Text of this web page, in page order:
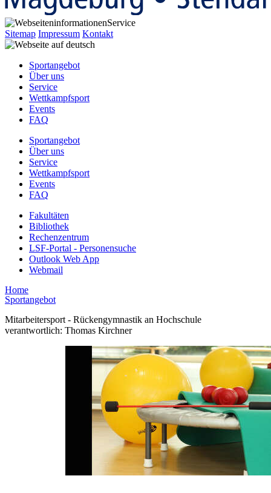
Service
Sitemap Impressum Kontakt
Sportangebot
Über uns
Service
Wettkampfsport
Events
FAQ
Sportangebot
Über uns
Service
Wettkampfsport
Events
FAQ
Fakultäten
Bibliothek
Rechenzentrum
LSF-Portal - Personensuche
Outlook Web App
Webmail
Home
Sportangebot
Mitarbeitersport - Rückengymnastik an Hochschule
verantwortlich: Thomas Kirchner